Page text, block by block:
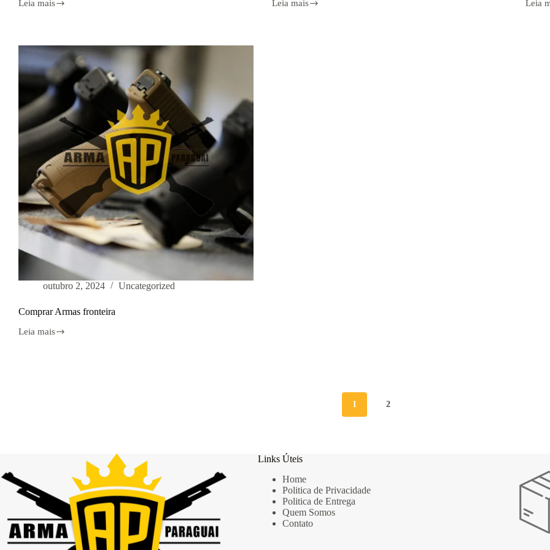
Leia mais
Armamentos
Leia mais
Armamento
Leia
Armas
outubro 2, 2024 Uncategorized
Comprar Armas fronteira
Leia mais
Comprar
1 2
Links Úteis
Home
Politica de Privacidade
Politica de Entrega
Quem Somos
Contato